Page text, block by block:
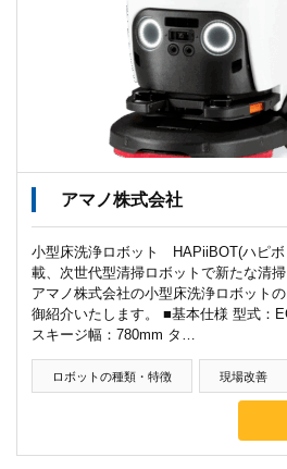
アマノ株式会社
小型床洗浄ロボット HAPiiBOT(ハピ
載、次世代型清掃ロボットで新たな清掃
アマノ株式会社の小型床洗浄ロボット
御紹介いたします。 ■基本仕様 型式：
スキージ幅：780mm タ…
ロボットの種類・特徴 現場改善